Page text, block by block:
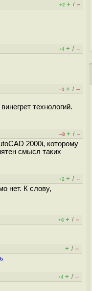
+2 + / –
+4 + / –
–1 + / –
технологий.
–8 + / –
2000i, которому
смысл таких
+2 + / –
нет. К слову,
+6 + / –
+ / –
+4 + / –